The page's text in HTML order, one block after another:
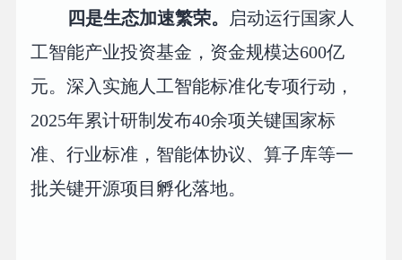
四是生态加速繁荣。
启动运行国家人
工智能产业投资基金，资金规模达600亿
元。深入实施人工智能标准化专项行动，
2025年累计研制发布40余项关键国家标
准、行业标准，智能体协议、算子库等一
批关键开源项目孵化落地。